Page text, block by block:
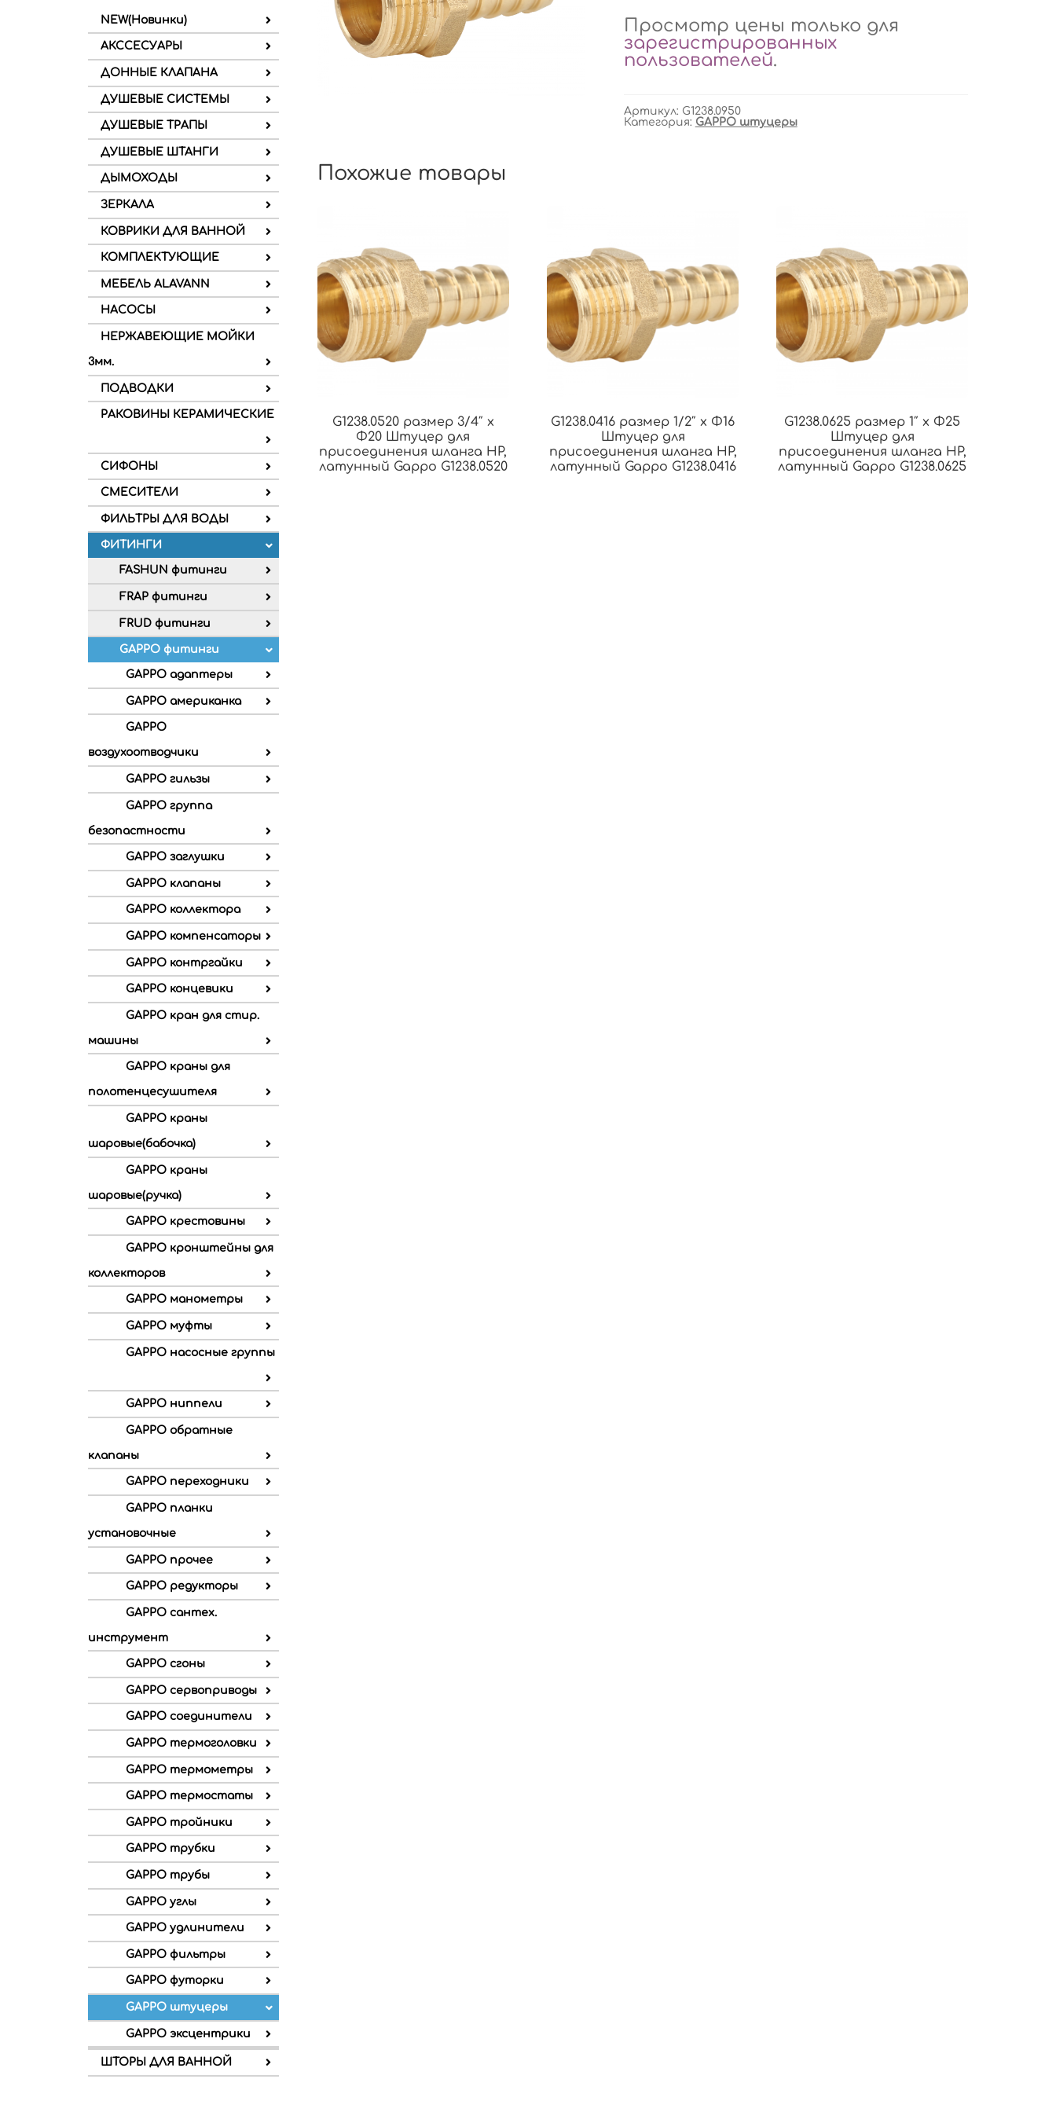
NEW(Новинки)
АКССЕСУАРЫ
ДОННЫЕ КЛАПАНА
ДУШЕВЫЕ СИСТЕМЫ
ДУШЕВЫЕ ТРАПЫ
ДУШЕВЫЕ ШТАНГИ
ДЫМОХОДЫ
ЗЕРКАЛА
КОВРИКИ ДЛЯ ВАННОЙ
КОМПЛЕКТУЮЩИЕ
МЕБЕЛЬ ALAVANN
НАСОСЫ
НЕРЖАВЕЮЩИЕ МОЙКИ
3мм.
ПОДВОДКИ
РАКОВИНЫ КЕРАМИЧЕСКИЕ
СИФОНЫ
СМЕСИТЕЛИ
ФИЛЬТРЫ ДЛЯ ВОДЫ
ФИТИНГИ
FASHUN фитинги
FRAP фитинги
FRUD фитинги
GAPPO фитинги
GAPPO адаптеры
GAPPO американка
GAPPO
воздухоотводчики
GAPPO гильзы
GAPPO группа
безопастности
GAPPO заглушки
GAPPO клапаны
GAPPO коллектора
GAPPO компенсаторы
GAPPO контргайки
GAPPO концевики
GAPPO кран для стир.
машины
GAPPO краны для
полотенцесушителя
GAPPO краны
шаровые(бабочка)
GAPPO краны
шаровые(ручка)
GAPPO крестовины
GAPPO кронштейны для
коллекторов
GAPPO манометры
GAPPO муфты
GAPPO насосные группы
GAPPO ниппели
GAPPO обратные
клапаны
GAPPO переходники
GAPPO планки
установочные
GAPPO прочее
GAPPO редукторы
GAPPO сантех.
инструмент
GAPPO сгоны
GAPPO сервоприводы
GAPPO соединители
GAPPO термоголовки
GAPPO термометры
GAPPO термостаты
GAPPO тройники
GAPPO трубки
GAPPO трубы
GAPPO углы
GAPPO удлинители
GAPPO фильтры
GAPPO футорки
GAPPO штуцеры
GAPPO эксцентрики
ШТОРЫ ДЛЯ ВАННОЙ
Просмотр цены только для
зарегистрированных
пользователей.
Артикул: G1238.0950
Категория: GAPPO штуцеры
Похожие товары
G1238.0520 размер 3/4″ x
Φ20 Штуцер для
присоединения шланга НР,
латунный Gappo G1238.0520
G1238.0416 размер 1/2″ x Φ16
Штуцер для
присоединения шланга НР,
латунный Gappo G1238.0416
G1238.0625 размер 1″ x Φ25
Штуцер для
присоединения шланга НР,
латунный Gappo G1238.0625